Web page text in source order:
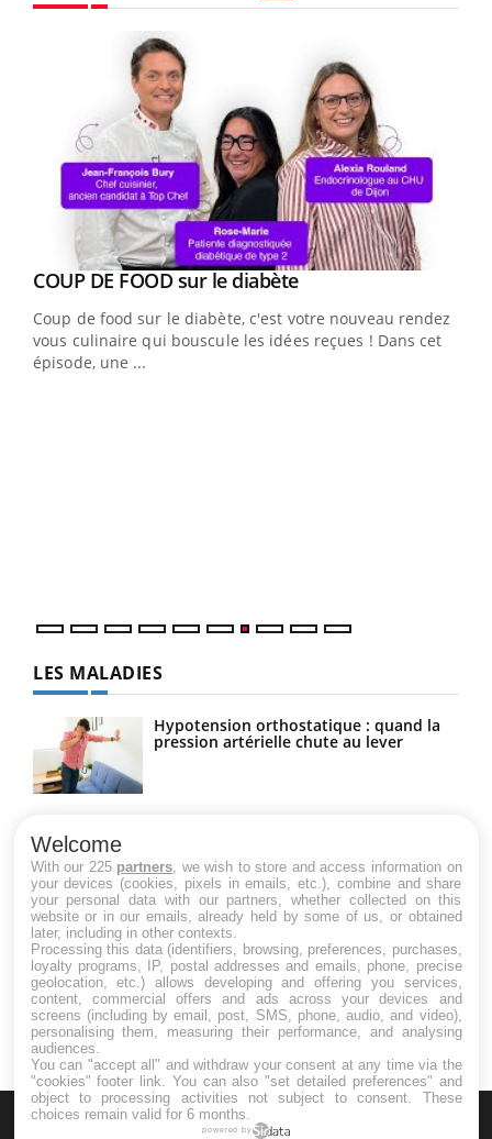
Youtube
COUP DE FOOD sur le diabèteYoutube
Coup de food sur le diabète, c'est votre nouveau rendez-
vous culinaire qui bouscule les idées reçues ! Dans cet
épisode, une ...
LES MALADIES
Hypotension orthostatique : quand la
pression artérielle chute au lever
Maladie de Charcot (Sclérose latérale
amyotrophique)
Welcome
With our 225 partners , we wish to store and access information on
your devices (cookies, pixels in emails, etc.), combine and share
your personal data with our partners, whether collected on this
website or in our emails, already held by some of us, or obtained
later, including in other contexts.
Processing this data (identifiers, browsing, preferences, purchases,
loyalty programs, IP, postal addresses and emails, phone, precise
geolocation, etc.) allows developing and offering you services,
content, commercial offers and ads across your devices and
screens (including by email, post, SMS, phone, audio, and video),
personalising them, measuring their performance, and analysing
audiences.
You can "accept all" and withdraw your consent at any time via the
"cookies" footer link . You can also "set detailed preferences" and
object to processing activities not subject to consent. These
choices remain valid for 6 months.
powered by